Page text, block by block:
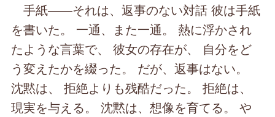
手紙――それは、返事のない対話 彼は手紙
を書いた。 一通、また一通。 熱に浮かされ
たような言葉で、 彼女の存在が、 自分をど
う変えたかを綴った。 だが、返事はない。
沈黙は、 拒絶よりも残酷だった。 拒絶は、
現実を与える。 沈黙は、想像を育てる。 や